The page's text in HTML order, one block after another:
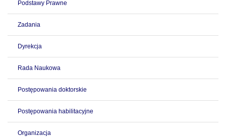
Podstawy Prawne
Zadania
Dyrekcja
Rada Naukowa
Postępowania doktorskie
Postępowania habilitacyjne
Organizacja